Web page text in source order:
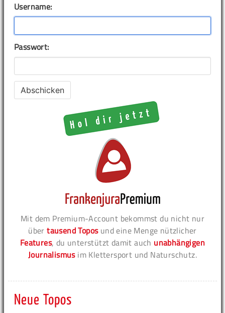
Username:
Passwort:
Mit dem Premium-Account bekommst du nicht nur
übertausend Toposund eine Menge nützlicher
Features, du unterstützt damit auch unabhängigen
Journalismusim Klettersport und Naturschutz.
Neue Topos